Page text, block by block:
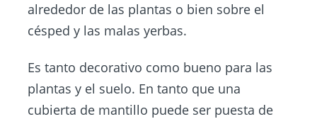
alrededor de las plantas o bien sobre el
césped y las malas yerbas.
Es tanto decorativo como bueno para las
plantas y el suelo. En tanto que una
cubierta de mantillo puede ser puesta de